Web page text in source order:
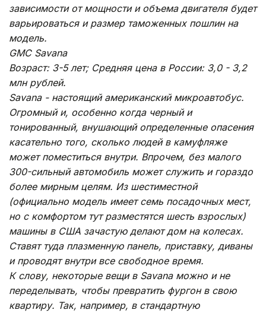
зависимости от мощности и объема двигателя будет
варьироваться и размер таможенных пошлин на
модель.
GMC Savana
Возраст: 3-5 лет; Средняя цена в России: 3,0 - 3,2
млн рублей.
Savana - настоящий американский микроавтобус.
Огромный и, особенно когда черный и
тонированный, внушающий определенные опасения
касательно того, сколько людей в камуфляже
может поместиться внутри. Впрочем, без малого
300-сильный автомобиль может служить и гораздо
более мирным целям. Из шестиместной
(официально модель имеет семь посадочных мест,
но с комфортом тут разместятся шесть взрослых)
машины в США зачастую делают дом на колесах.
Ставят туда плазменную панель, приставку, диваны
и проводят внутри все свободное время.
К слову, некоторые вещи в Savana можно и не
переделывать, чтобы превратить фургон в свою
квартиру. Так, например, в стандартную